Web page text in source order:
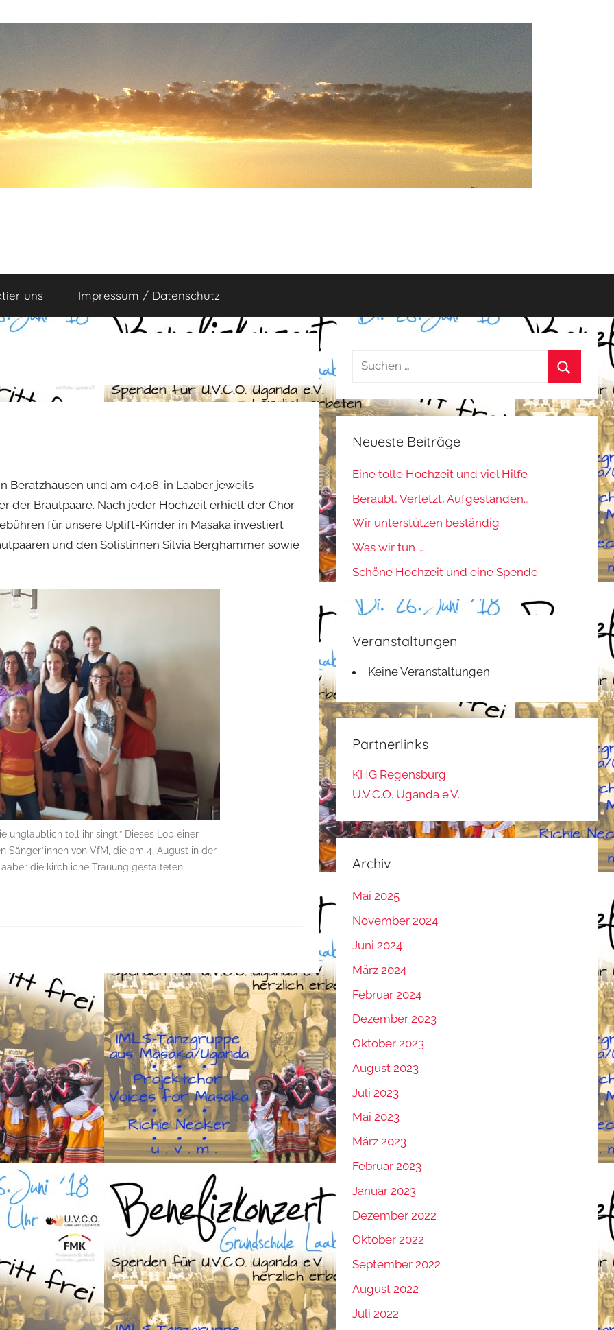
uns Impressum / Datenschutz
Beratzhausen und am o4.o8. in Laaber jeweils
der Brautpaare. Nach jeder Hochzeit erhielt der Chor
für unsere Uplift-Kinder in Masaka investiert
und den Solistinnen Silvia Berghammer sowie
unglaublich toll ihr singt.” Dieses Lob einer
Sänger*innen von VfM, die am 4. August in der
die kirchliche Trauung gestalteten.
Suchen
Suchen
Neueste Beiträge
Eine tolle Hochzeit und viel Hilfe
Beraubt, Verletzt, Aufgestanden…
Wir unterstützen beständig
Was wir tun …
Schöne Hochzeit und eine Spende
Veranstaltungen
Keine Veranstaltungen
Partnerlinks
KHG Regensburg
U.V.C.O. Uganda e.V.
Archiv
Mai 2025
November 2024
Juni 2024
März 2024
Februar 2024
Dezember 2023
Oktober 2023
August 2023
Juli 2023
Mai 2023
März 2023
Februar 2023
Januar 2023
Dezember 2022
Oktober 2022
September 2022
August 2022
Juli 2022